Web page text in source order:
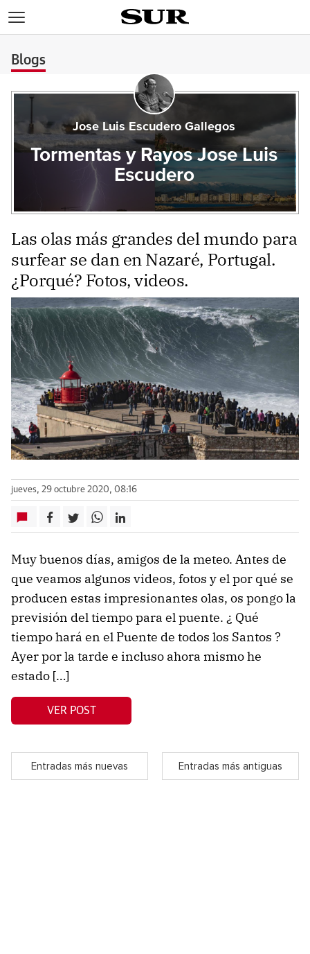
Blogs
Jose Luis Escudero Gallegos
Tormentas y Rayos Jose Luis
Escudero
Las olas más grandes del mundo para
surfear se dan en Nazaré, Portugal.
¿Porqué? Fotos, videos.
jueves, 29 octubre 2020, 08:16
Muy buenos días, amigos de la meteo. Antes de
que veamos algunos videos, fotos y el por qué se
producen estas impresionantes olas, os pongo la
previsión del tiempo para el puente. ¿ Qué
tiempo hará en el Puente de todos los Santos ?
Ayer por la tarde e incluso ahora mismo he
estado […]
VER POST
Entradas más nuevas Entradas más antiguas